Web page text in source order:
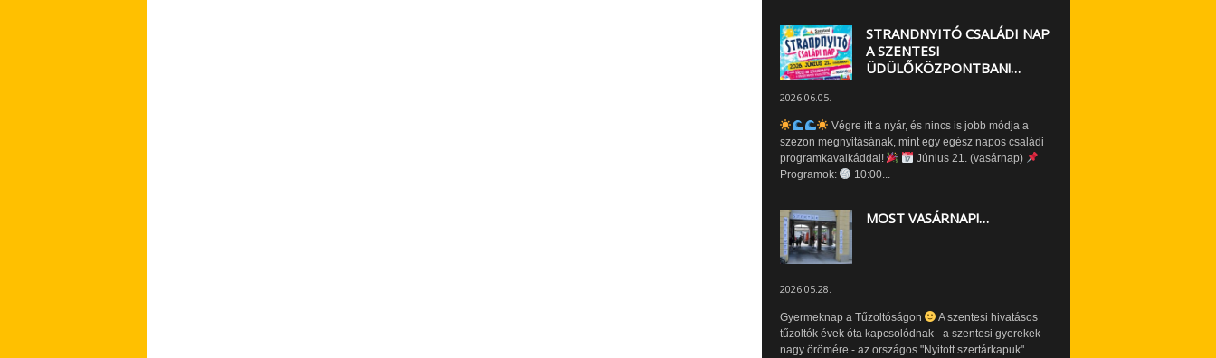
STRANDNYITÓ CSALÁDI NAP
A SZENTESI
ÜDÜLŐKÖZPONTBAN!…
2026.06.05.
Végre itt a nyár, és nincs is jobb módja a
szezon megnyitásának, mint egy egész napos családi
programkavalkáddal!
Június 21. (vasárnap)
Programok:
10:00...
MOST VASÁRNAP!…
2026.05.28.
Gyermeknap a Tűzoltóságon
A szentesi hivatásos
tűzoltók évek óta kapcsolódnak - a szentesi gyerekek
nagy örömére - az országos "Nyitott szertárkapuk"